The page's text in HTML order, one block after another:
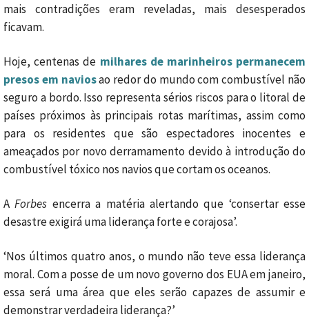
mais contradições eram reveladas, mais desesperados
ficavam.
Hoje, centenas de milhares de marinheiros permanecem
presos em naviosao redor do mundo com combustível não
seguro a bordo. Isso representa sérios riscos para o litoral de
países próximos às principais rotas marítimas, assim como
para os residentes que são espectadores inocentes e
ameaçados por novo derramamento devido à introdução do
combustível tóxico nos navios que cortam os oceanos.
AForbes encerra a matéria alertando que ‘consertar esse
desastre exigirá uma liderança forte e corajosa’.
‘Nos últimos quatro anos, o mundo não teve essa liderança
moral. Com a posse de um novo governo dos EUA em janeiro,
essa será uma área que eles serão capazes de assumir e
demonstrar verdadeira liderança?’